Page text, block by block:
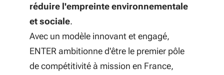
réduire l'empreinte environnementale
et sociale.
Avec un modèle innovant et engagé,
ENTER ambitionne d'être le premier pôle
de compétitivité à mission en France,